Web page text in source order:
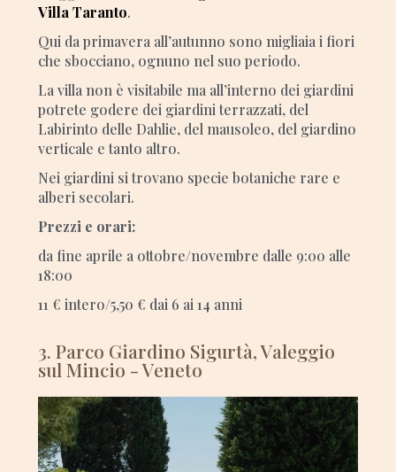
Villa Taranto.
Qui da primavera all’autunno sono migliaia i fiori
che sbocciano, ognuno nel suo periodo.
La villa non è visitabile ma all’interno dei giardini
potrete godere dei giardini terrazzati, del
Labirinto delle Dahlie, del mausoleo, del giardino
verticale e tanto altro.
Nei giardini si trovano specie botaniche rare e
alberi secolari.
Prezzi e orari:
da fine aprile a ottobre/novembre dalle 9:00 alle
18:00
11 € intero/5,50 € dai 6 ai 14 anni
3. Parco Giardino Sigurtà, Valeggio
sul Mincio - Veneto